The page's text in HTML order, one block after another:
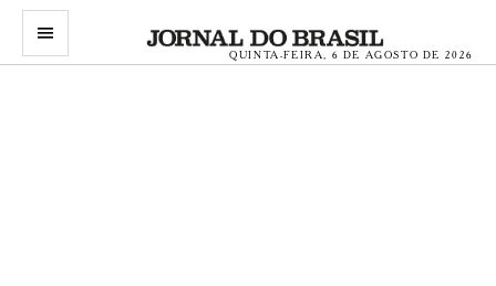
menu
QUINTA-FEIRA, 6 DE AGOSTO DE 2026